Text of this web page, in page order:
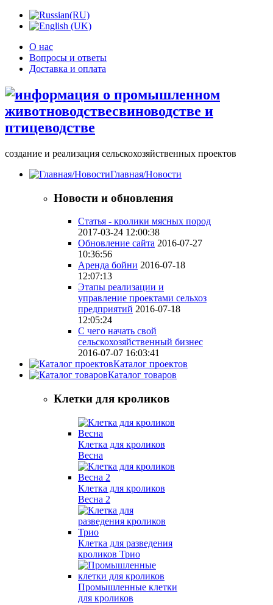
О нас
Вопросы и ответы
Доставка и оплата
создание и реализация сельскохозяйственных проектов
Главная/Новости
Новости и обновления
Статья - кролики мясных пород
2017-03-24 12:00:38
Обновление сайта 2016-07-27
10:36:56
Аренда бойни 2016-07-18
12:07:13
Этапы реализации и
управление проектами сельхоз
предприятий 2016-07-18
12:05:24
С чего начать свой
сельскохозяйственный бизнес
2016-07-07 16:03:41
Каталог проектов
Каталог товаров
Клетки для кроликов
Клетка для кроликов
Весна
Клетка для кроликов
Весна 2
Клетка для разведения
кроликов Трио
Промышленные клетки
для кроликов